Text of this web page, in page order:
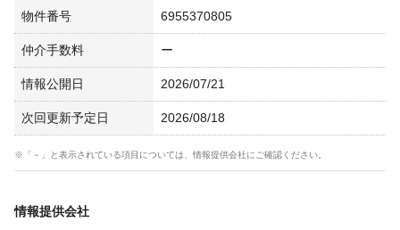
物件番号 6955370805
仲介手数料 ー
情報公開日 2026/07/21
次回更新予定日 2026/08/18
※「－」と表示されている項目については、情報提供会社にご確認ください。
情報提供会社